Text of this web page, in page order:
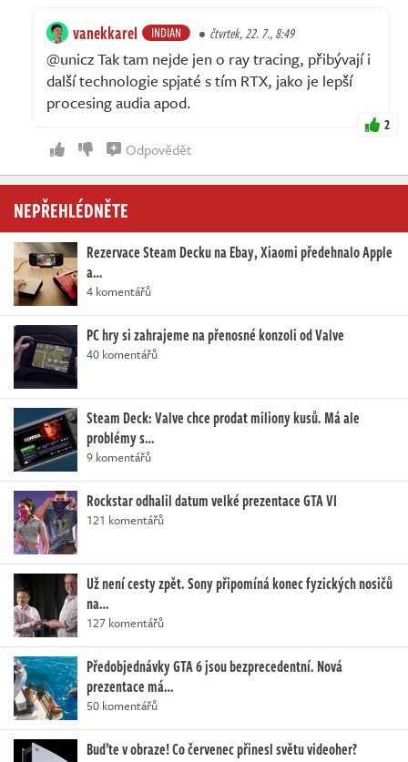
vanekkarel INDIAN čtvrtek, 22. 7., 8:49
@unicz Tak tam nejde jen o ray tracing, přibývají i
další technologie spjaté s tím RTX, jako je lepší
procesing audia apod.
2
Odpovědět
NEPŘEHLÉDNĚTE
Rezervace Steam Decku na Ebay, Xiaomi předehnalo Apple
a…
4 komentářů
PC hry si zahrajeme na přenosné konzoli od Valve
40 komentářů
Steam Deck: Valve chce prodat miliony kusů. Má ale
problémy s…
9 komentářů
Rockstar odhalil datum velké prezentace GTA VI
121 komentářů
Už není cesty zpět. Sony připomíná konec fyzických nosičů
na…
127 komentářů
Předobjednávky GTA 6 jsou bezprecedentní. Nová
prezentace má…
50 komentářů
Buďte v obraze! Co červenec přinesl světu videoher?